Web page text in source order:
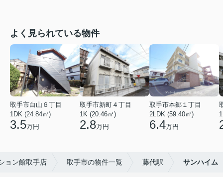
よく見られている物件
取手市白山６丁目
1DK (24.84㎡)
3.5万円
取手市新町４丁目
1K (20.46㎡)
2.8万円
取手市本郷１丁目
2LDK (59.40㎡)
6.4万円
ョン館取手店 取手市の物件一覧 藤代駅 サンハイム